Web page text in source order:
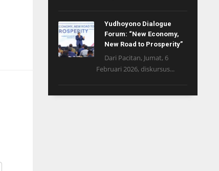
Yudhoyono Dialogue
Forum: “New Economy,
New Road to Prosperity”
Dari Pacitan, Jumat, 6
Februari 2026, diskursus...